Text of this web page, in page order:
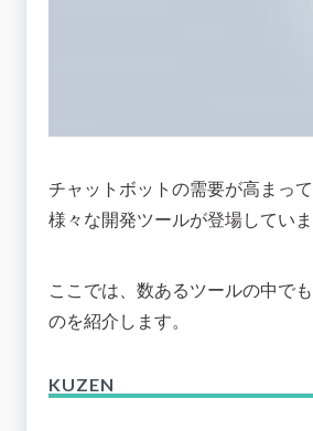
チャットボットの需要が高まって
様々な開発ツールが登場していま
ここでは、数あるツールの中で
のを紹介します。
KUZEN